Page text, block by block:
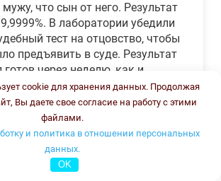
что сын от него. Результат
В лаборатории убедили
тест на отцовство, чтобы
предъявить в суде. Результат
готов через неделю, как и
муж бегает и извиняется.
cookie для хранения данных. Продолжая
Вы даете свое согласие на работу с этими
файлами.
и политика в отношении персональных
данных.
OK